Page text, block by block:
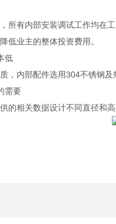
所有内部安装调试工作均在
低业主的整体投资费用。
低
，内部配件选用304不锈钢
需要
的相关数据设计不同直径和